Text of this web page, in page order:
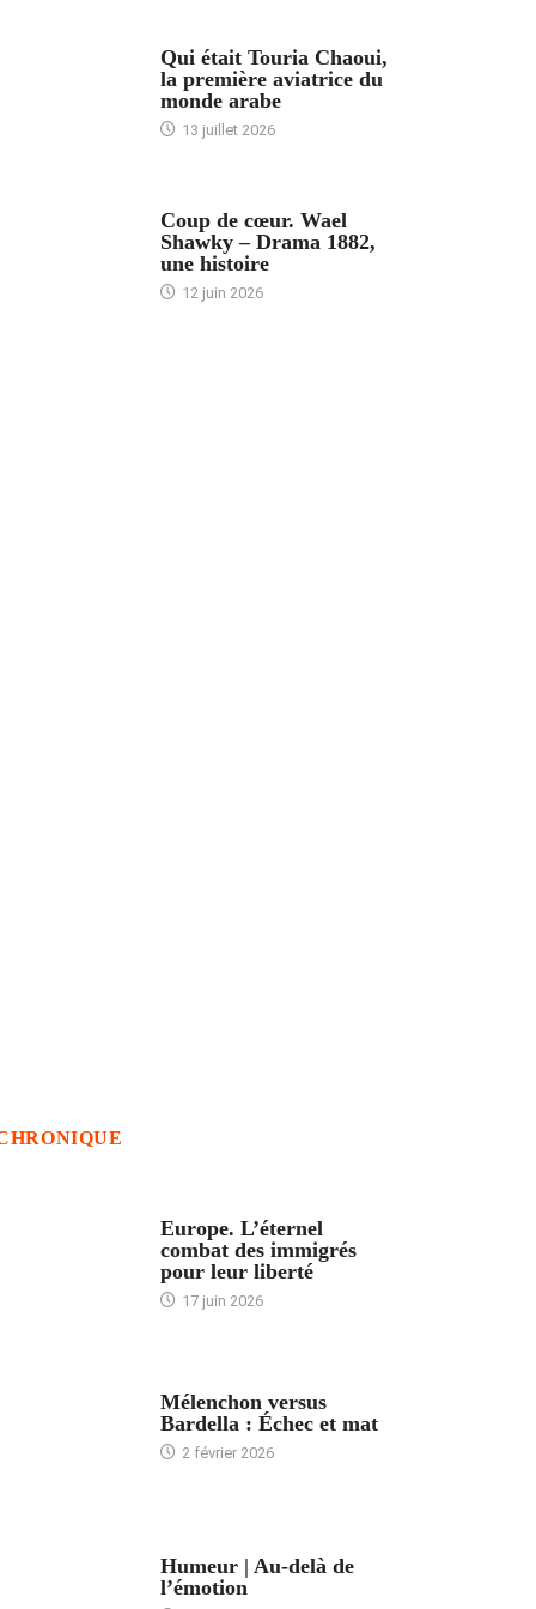
Qui était Touria Chaoui,
la première aviatrice du
monde arabe
13 juillet 2026
Coup de cœur. Wael
Shawky – Drama 1882,
une histoire
12 juin 2026
Europe. L’éternel
combat des immigrés
pour leur liberté
17 juin 2026
Mélenchon versus
Bardella : Échec et mat
2 février 2026
Humeur | Au-delà de
l’émotion